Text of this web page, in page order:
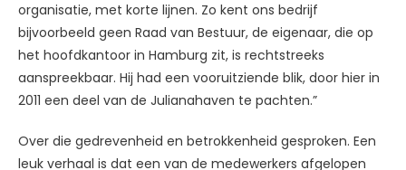
organisatie, met korte lijnen. Zo kent ons bedrijf
bijvoorbeeld geen Raad van Bestuur, de eigenaar, die op
het hoofdkantoor in Hamburg zit, is rechtstreeks
aanspreekbaar. Hij had een vooruitziende blik, door hier in
2011 een deel van de Julianahaven te pachten.”
Over die gedrevenheid en betrokkenheid gesproken. Een
leuk verhaal is dat een van de medewerkers afgelopen